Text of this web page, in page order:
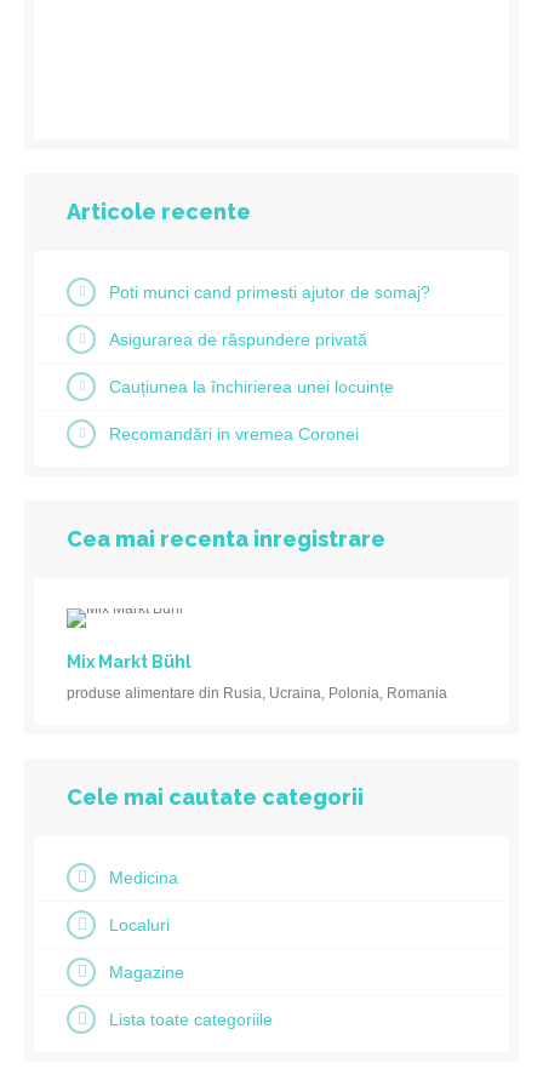
Articole recente
Poti munci cand primesti ajutor de somaj?
Asigurarea de răspundere privată
Cauțiunea la închirierea unei locuințe
Recomandări in vremea Coronei
Cea mai recenta inregistrare
Mix Markt Bühl
produse alimentare din Rusia, Ucraina, Polonia, Romania
Cele mai cautate categorii
Medicina
Localuri
Magazine
Lista toate categoriile